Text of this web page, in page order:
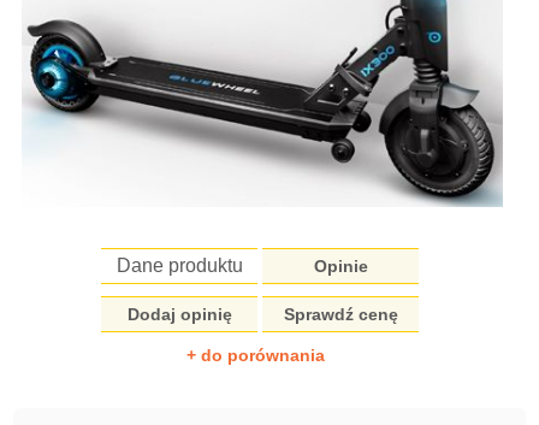
Dane produktu Opinie
Dodaj opinię Sprawdź cenę
+ do porównania